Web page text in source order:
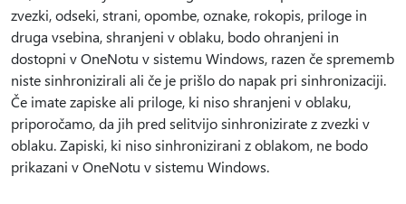
zvezki, odseki, strani, opombe, oznake, rokopis, priloge in
druga vsebina, shranjeni v oblaku, bodo ohranjeni in
dostopni v OneNotu v sistemu Windows, razen če sprememb
niste sinhronizirali ali če je prišlo do napak pri sinhronizaciji.
Če imate zapiske ali priloge, ki niso shranjeni v oblaku,
priporočamo, da jih pred selitvijo sinhronizirate z zvezki v
oblaku. Zapiski, ki niso sinhronizirani z oblakom, ne bodo
prikazani v OneNotu v sistemu Windows.